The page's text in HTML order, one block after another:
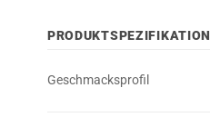
PRODUKTSPEZIFIKATION
Geschmacksprofil